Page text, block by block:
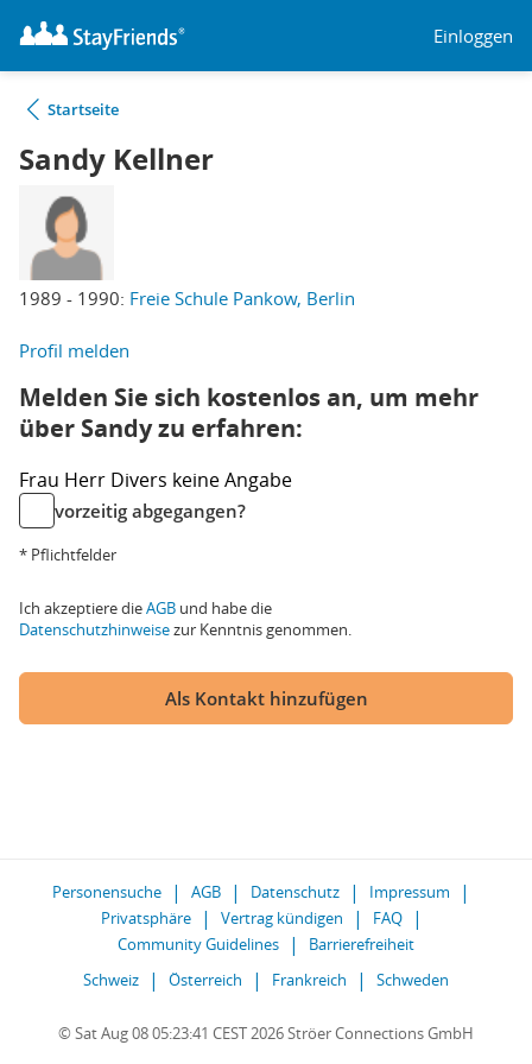
Einloggen
Startseite
Sandy Kellner
1989 - 1990: Freie Schule Pankow, Berlin
Profil melden
Melden Sie sich kostenlos an, um mehr
über Sandy zu erfahren:
Frau Herr Divers keine Angabe
vorzeitig abgegangen?
* Pflichtfelder
Ich akzeptiere dieAGB und habe die
Datenschutzhinweisezur Kenntnis genommen.
Als Kontakt hinzufügen
Personensuche AGB Datenschutz
Impressum
Privatsphäre
Vertrag kündigen
FAQ
Community Guidelines
Barrierefreiheit
Schweiz
Österreich Frankreich Schweden
© Sat Aug 08 05:23:41 CEST 2026 Ströer Connections GmbH